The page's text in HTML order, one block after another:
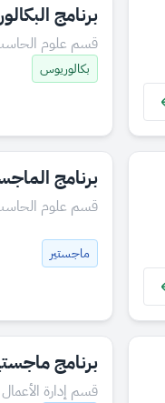
برنامج
قسم علوم
بكالوريوس
برنامج
قسم علوم
ماجستير
برنامج
قسم إدارة الأعمال